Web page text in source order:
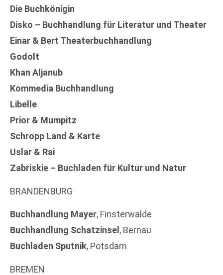
Die Buchkönigin
Disko – Buchhandlung für Literatur und Theater
Einar & Bert Theaterbuchhandlung
Godolt
Khan Aljanub
Kommedia Buchhandlung
Libelle
Prior & Mumpitz
Schropp Land & Karte
Uslar & Rai
Zabriskie – Buchladen für Kultur und Natur
BRANDENBURG
Buchhandlung Mayer, Finsterwalde
Buchhandlung Schatzinsel , Bernau
Buchladen Sputnik, Potsdam
BREMEN